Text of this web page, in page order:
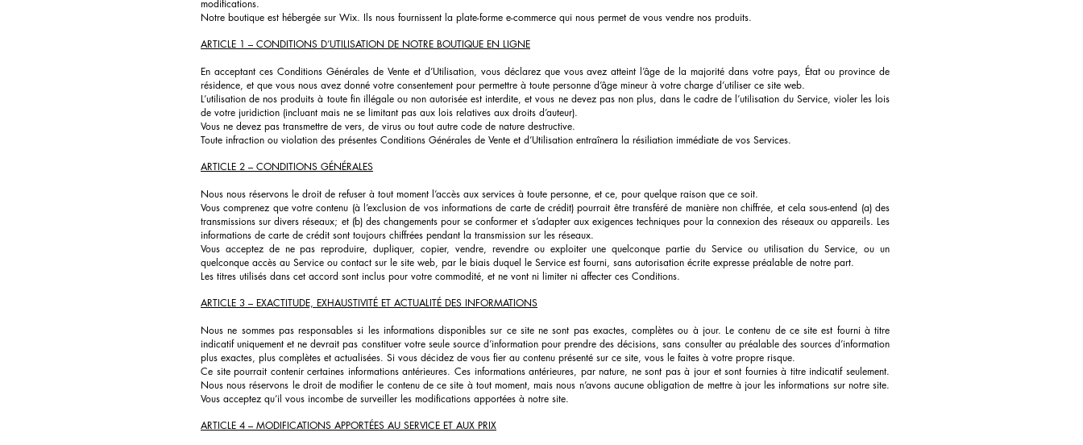
modifications.
Notre boutique est hébergée sur Wix. Ils nous fournissent la plate-forme e-commerce qui nous permet de vous vendre nos produits.
ARTICLE 1 – CONDITIONS D’UTILISATION DE NOTRE BOUTIQUE EN LIGNE
En acceptant ces Conditions Générales de Vente et d’Utilisation, vous déclarez que vous avez atteint l’âge de la majorité dans votre pays, État ou province de
résidence, et que vous nous avez donné votre consentement pour permettre à toute personne d’âge mineur à votre charge d’utiliser ce site web.
L’utilisation de nos produits à toute fin illégale ou non autorisée est interdite, et vous ne devez pas non plus, dans le cadre de l’utilisation du Service, violer les lois
de votre juridiction (incluant mais ne se limitant pas aux lois relatives aux droits d’auteur).
Vous ne devez pas transmettre de vers, de virus ou tout autre code de nature destructive.
Toute infraction ou violation des présentes Conditions Générales de Vente et d’Utilisation entraînera la résiliation immédiate de vos Services.
ARTICLE 2 – CONDITIONS GÉNÉRALES
Nous nous réservons le droit de refuser à tout moment l’accès aux services à toute personne, et ce, pour quelque raison que ce soit.
Vous comprenez que votre contenu (à l’exclusion de vos informations de carte de crédit) pourrait être transféré de manière non chiffrée, et cela sous-entend (a) des
transmissions sur divers réseaux; et (b) des changements pour se conformer et s’adapter aux exigences techniques pour la connexion des réseaux ou appareils. Les
informations de carte de crédit sont toujours chiffrées pendant la transmission sur les réseaux.
Vous acceptez de ne pas reproduire, dupliquer, copier, vendre, revendre ou exploiter une quelconque partie du Service ou utilisation du Service, ou un
quelconque accès au Service ou contact sur le site web, par le biais duquel le Service est fourni, sans autorisation écrite expresse préalable de notre part.
Les titres utilisés dans cet accord sont inclus pour votre commodité, et ne vont ni limiter ni affecter ces Conditions.
ARTICLE 3 – EXACTITUDE, EXHAUSTIVITÉ ET ACTUALITÉ DES INFORMATIONS
Nous ne sommes pas responsables si les informations disponibles sur ce site ne sont pas exactes, complètes ou à jour. Le contenu de ce site est fourni à titre
indicatif uniquement et ne devrait pas constituer votre seule source d’information pour prendre des décisions, sans consulter au préalable des sources d’information
plus exactes, plus complètes et actualisées. Si vous décidez de vous fier au contenu présenté sur ce site, vous le faites à votre propre risque.
Ce site pourrait contenir certaines informations antérieures. Ces informations antérieures, par nature, ne sont pas à jour et sont fournies à titre indicatif seulement.
Nous nous réservons le droit de modifier le contenu de ce site à tout moment, mais nous n’avons aucune obligation de mettre à jour les informations sur notre site.
Vous acceptez qu’il vous incombe de surveiller les modifications apportées à notre site.
ARTICLE 4 – MODIFICATIONS APPORTÉES AU SERVICE ET AUX PRIX